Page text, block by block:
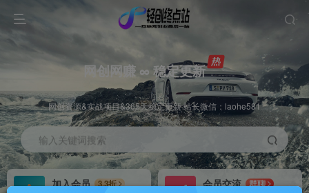
网创网赚 ∞ 稳定更新
网创资源&实战项目&365天稳定更新 站长微信：laohe581
输入关键词搜索
加入会员
3.3折
会员交流
群聊